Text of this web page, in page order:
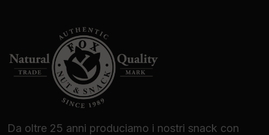
Da oltre 25 anni produciamo i nostri snack con